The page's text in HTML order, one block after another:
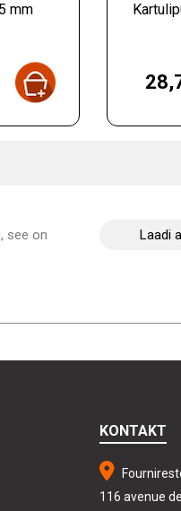
mm
see on
Laadi
KONTAKT
116 avenue